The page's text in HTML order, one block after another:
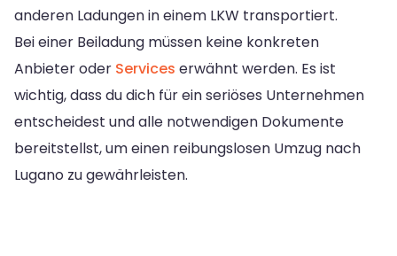
anderen Ladungen in einem LKW transportiert.
Bei einer Beiladung müssen keine konkreten
Anbieter oder Services erwähnt werden. Es ist
wichtig, dass du dich für ein seriöses Unternehmen
entscheidest und alle notwendigen Dokumente
bereitstellst, um einen reibungslosen Umzug nach
Lugano zu gewährleisten.